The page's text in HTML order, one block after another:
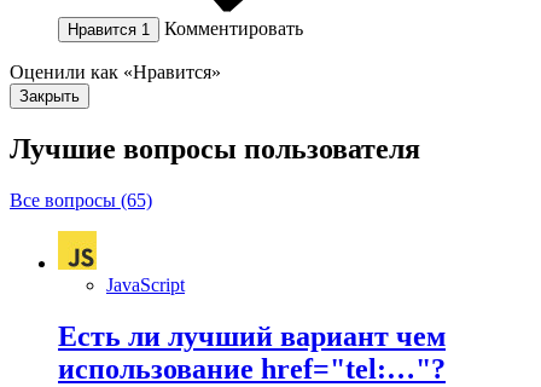
Нравится 1 Комментировать
Оценили как «Нравится»
Закрыть
Лучшие вопросы пользователя
Все вопросы (65)
JavaScript
Есть ли лучший вариант чем
использование href="tel:…"?